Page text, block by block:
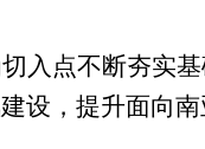
入点不断夯实
设，提升面向